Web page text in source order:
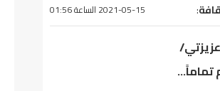
: 2021-05-15 الساعة 01:56
تماماً…